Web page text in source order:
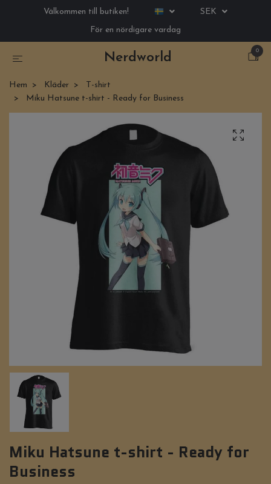
Välkommen till butiken!
SEK
För en nördigare vardag
Nerdworld
0
Hem Kläder
T-shirt
Miku Hatsune t-shirt - Ready for Business
Miku Hatsune t-shirt - Ready for
Business